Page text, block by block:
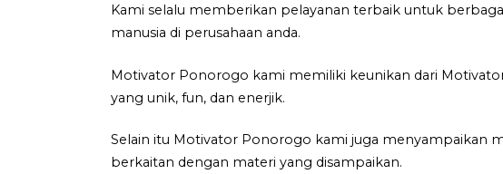
Kami selalu memberikan pelayanan terbaik untuk
manusia di perusahaan anda.
Motivator Ponorogo kami memiliki keunikan dari
yang unik, fun, dan enerjik.
Selain itu Motivator Ponorogo kami juga menyampaikan
berkaitan dengan materi yang disampaikan.